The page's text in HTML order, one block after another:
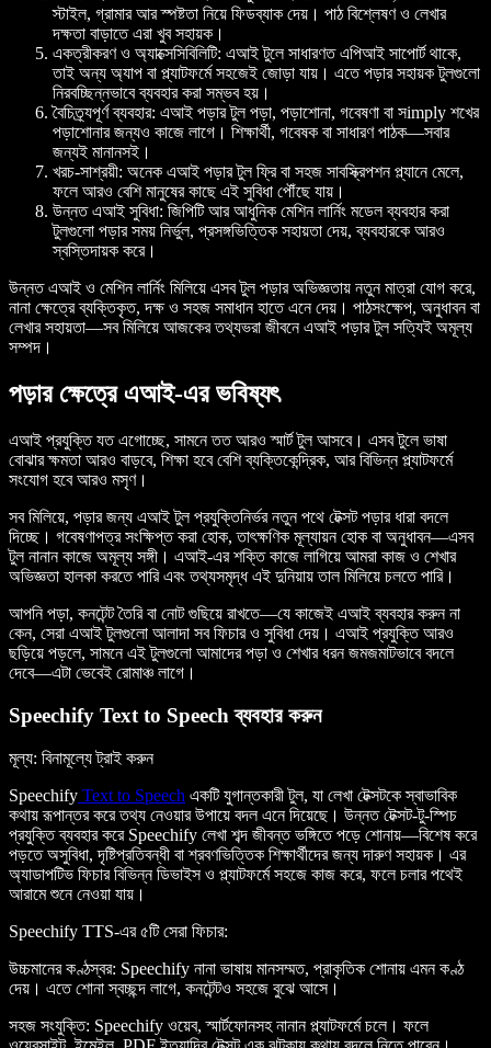
স্টাইল, গ্রামার আর স্পষ্টতা নিয়ে ফিডব্যাক দেয়। পাঠ বিশ্লেষণ ও লেখার
দক্ষতা বাড়াতে এরা খুব সহায়ক।
একত্রীকরণ ও অ্যাক্সেসিবিলিটি: এআই টুলে সাধারণত এপিআই সাপোর্ট থাকে,
তাই অন্য অ্যাপ বা প্ল্যাটফর্মে সহজেই জোড়া যায়। এতে পড়ার সহায়ক টুলগুলো
নিরবচ্ছিন্নভাবে ব্যবহার করা সম্ভব হয়।
বৈচিত্র্যপূর্ণ ব্যবহার: এআই পড়ার টুল পড়া, পড়াশোনা, গবেষণা বা সimply শখের
পড়াশোনার জন্যও কাজে লাগে। শিক্ষার্থী, গবেষক বা সাধারণ পাঠক—সবার
জন্যই মানানসই।
খরচ-সাশ্রয়ী: অনেক এআই পড়ার টুল ফ্রি বা সহজ সাবস্ক্রিপশন প্ল্যানে মেলে,
ফলে আরও বেশি মানুষের কাছে এই সুবিধা পৌঁছে যায়।
উন্নত এআই সুবিধা: জিপিটি আর আধুনিক মেশিন লার্নিং মডেল ব্যবহার করা
টুলগুলো পড়ার সময় নির্ভুল, প্রসঙ্গভিত্তিক সহায়তা দেয়, ব্যবহারকে আরও
স্বস্তিদায়ক করে।
উন্নত এআই ও মেশিন লার্নিং মিলিয়ে এসব টুল পড়ার অভিজ্ঞতায় নতুন মাত্রা যোগ করে,
নানা ক্ষেত্রে ব্যক্তিকৃত, দক্ষ ও সহজ সমাধান হাতে এনে দেয়। পাঠসংক্ষেপ, অনুধাবন বা
লেখার সহায়তা—সব মিলিয়ে আজকের তথ্যভরা জীবনে এআই পড়ার টুল সত্যিই অমূল্য
সম্পদ।
পড়ার ক্ষেত্রে এআই-এর ভবিষ্যৎ
এআই প্রযুক্তি যত এগোচ্ছে, সামনে তত আরও স্মার্ট টুল আসবে। এসব টুলে ভাষা
বোঝার ক্ষমতা আরও বাড়বে, শিক্ষা হবে বেশি ব্যক্তিকেন্দ্রিক, আর বিভিন্ন প্ল্যাটফর্মে
সংযোগ হবে আরও মসৃণ।
সব মিলিয়ে, পড়ার জন্য এআই টুল প্রযুক্তিনির্ভর নতুন পথে টেক্সট পড়ার ধারা বদলে
দিচ্ছে। গবেষণাপত্র সংক্ষিপ্ত করা হোক, তাৎক্ষণিক মূল্যায়ন হোক বা অনুধাবন—এসব
টুল নানান কাজে অমূল্য সঙ্গী। এআই-এর শক্তি কাজে লাগিয়ে আমরা কাজ ও শেখার
অভিজ্ঞতা হালকা করতে পারি এবং তথ্যসমৃদ্ধ এই দুনিয়ায় তাল মিলিয়ে চলতে পারি।
আপনি পড়া, কনটেন্ট তৈরি বা নোট গুছিয়ে রাখতে—যে কাজেই এআই ব্যবহার করুন না
কেন, সেরা এআই টুলগুলো আলাদা সব ফিচার ও সুবিধা দেয়। এআই প্রযুক্তি আরও
ছড়িয়ে পড়লে, সামনে এই টুলগুলো আমাদের পড়া ও শেখার ধরন জমজমাটভাবে বদলে
দেবে—এটা ভেবেই রোমাঞ্চ লাগে।
Speechify Text to Speech ব্যবহার করুন
মূল্য: বিনামূল্যে ট্রাই করুন
Speechify Text to Speech একটি যুগান্তকারী টুল, যা লেখা টেক্সটকে স্বাভাবিক
কথায় রূপান্তর করে তথ্য নেওয়ার উপায়ে বদল এনে দিয়েছে। উন্নত টেক্সট-টু-স্পিচ
প্রযুক্তি ব্যবহার করে Speechify লেখা শব্দ জীবন্ত ভঙ্গিতে পড়ে শোনায়—বিশেষ করে
পড়তে অসুবিধা, দৃষ্টিপ্রতিবন্ধী বা শ্রবণভিত্তিক শিক্ষার্থীদের জন্য দারুণ সহায়ক। এর
অ্যাডাপটিভ ফিচার বিভিন্ন ডিভাইস ও প্ল্যাটফর্মে সহজে কাজ করে, ফলে চলার পথেই
আরামে শুনে নেওয়া যায়।
Speechify TTS-এর ৫টি সেরা ফিচার:
উচ্চমানের কণ্ঠস্বর: Speechify নানা ভাষায় মানসম্মত, প্রাকৃতিক শোনায় এমন কণ্ঠ
দেয়। এতে শোনা স্বচ্ছন্দ লাগে, কনটেন্টও সহজে বুঝে আসে।
সহজ সংযুক্তি: Speechify ওয়েব, স্মার্টফোনসহ নানান প্ল্যাটফর্মে চলে। ফলে